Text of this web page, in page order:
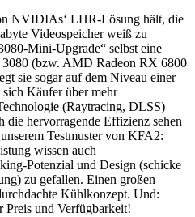
NVIDIAs‘ LHR-Lösung hält, die
Videospeicher weiß zu
Mini-Upgrade“ selbst eine
(bzw. AMD Radeon RX 6800
sie sogar auf dem Niveau einer
Käufer über mehr
(Raytracing, DLSS)
die hervorragende Effizienz sehen
Testmuster von KFA2:
wissen auch
Potenzial und Design (schicke
zu gefallen. Einen großen
Kühlkonzept. Und:
Preis und Verfügbarkeit!